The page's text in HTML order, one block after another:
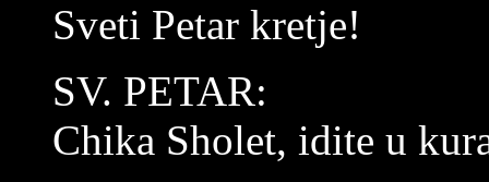
Sveti Petar kretje!
SV. PETAR:
Chika Sholet, idite u